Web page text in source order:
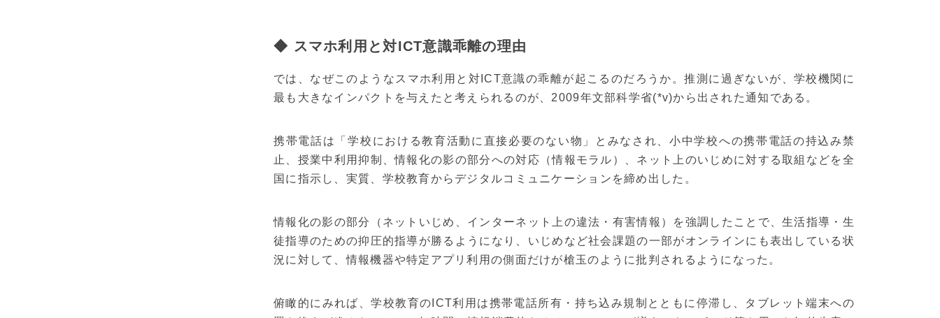
◆ スマホ利用と対ICT意識乖離の理由
では、なぜこのようなスマホ利用と対ICT意識の乖離が起こるのだろうか。推測に過ぎないが、学校機関に
最も大きなインパクトを与えたと考えられるのが、2009年文部科学省(*v)から出された通知である。
携帯電話は「学校における教育活動に直接必要のない物」とみなされ、小中学校への携帯電話の持込み禁
止、授業中利用抑制、情報化の影の部分への対応（情報モラル）、ネット上のいじめに対する取組などを全
国に指示し、実質、学校教育からデジタルコミュニケーションを締め出した。
情報化の影の部分（ネットいじめ、インターネット上の違法・有害情報）を強調したことで、生活指導・生
徒指導のための抑圧的指導が勝るようになり、いじめなど社会課題の一部がオンラインにも表出している状
況に対して、情報機器や特定アプリ利用の側面だけが槍玉のように批判されるようになった。
俯瞰的にみれば、学校教育のICT利用は携帯電話所有・持ち込み規制とともに停滞し、タブレット端末への